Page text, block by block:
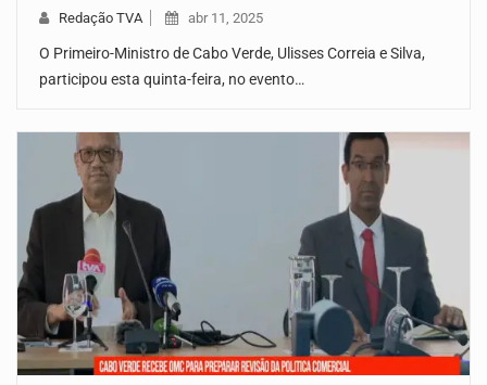
Redação TVA abr 11, 2025
O Primeiro-Ministro de Cabo Verde, Ulisses Correia e Silva,
participou esta quinta-feira, no evento…